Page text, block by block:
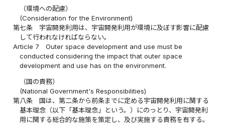
（環境への配慮）
(Consideration for the Environment)
第七条
宇宙開発利用は、宇宙開発利用が環境に及ぼす影響に配慮
して行われなければならない。
Article 7
Outer space development and use must be
conducted considering the impact that outer space
development and use has on the environment.
（国の責務）
(National Government's Responsibilities)
第八条
国は、第二条から前条までに定める宇宙開発利用に関する
基本理念（以下「基本理念」という。）にのっとり、宇宙開発利
用に関する総合的な施策を策定し、及び実施する責務を有する。